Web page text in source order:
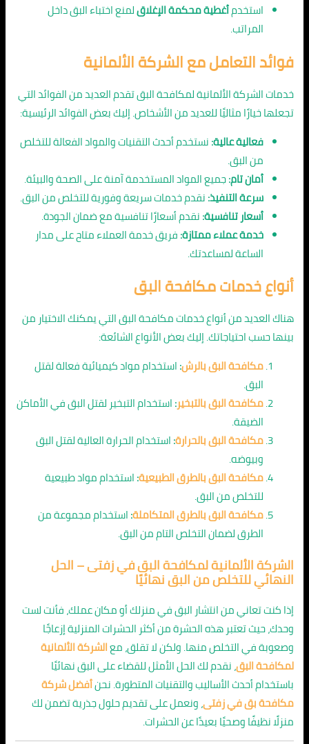
استخدمأغطية محكمة الإغلاقلمنع اختباء البق داخل
المراتب.
فوائد التعامل مع الشركة الألمانية
خدمات الشركة الألمانية لمكافحة البق تقدم العديد من الفوائد التي
تجعلها خيارًا مثاليًا للعديد من الأشخاص. إليك بعض الفوائد الرئيسية:
فعالية عالية:نستخدم أحدث التقنيات والمواد الفعالة للتخلص
من البق.
أمان تام:جميع المواد المستخدمة آمنة على الصحة والبيئة.
سرعة التنفيذ:نقدم خدمات سريعة وفورية للتخلص من البق.
أسعار تنافسية:نقدم أسعارًا تنافسية مع ضمان الجودة.
خدمة عملاء ممتازة:فريق خدمة العملاء متاح على مدار
الساعة لمساعدتك.
أنواع خدمات مكافحة البق
هناك العديد من أنواع خدمات مكافحة البق التي يمكنك الاختيار من
بينها حسب احتياجاتك. إليك بعض الأنواع الشائعة:
مكافحة البق بالرش:استخدام مواد كيميائية فعالة لقتل
البق.
مكافحة البق بالتبخير:استخدام التبخير لقتل البق في الأماكن
الضيقة.
مكافحة البق بالحرارة:استخدام الحرارة العالية لقتل البق
وبيوضه.
مكافحة البق بالطرق الطبيعية:استخدام مواد طبيعية
للتخلص من البق.
مكافحة البق بالطرق المتكاملة:استخدام مجموعة من
الطرق لضمان التخلص التام من البق.
الشركة الألمانية لمكافحة البق في زفتى – الحل
النهائي للتخلص من البق نهائيًا
إذا كنت تعاني من انتشار البق في منزلك أو مكان عملك، فأنت لست
وحدك، حيث تعتبر هذه الحشرة من أكثر الحشرات المنزلية إزعاجًا
وصعوبة في التخلص منها. ولكن لا تقلق، معالشركة الألمانية
لمكافحة البق، نقدم لك الحل الأمثل للقضاء على البق نهائيًا
باستخدام أحدث الأساليب والتقنيات المتطورة. نحنأفضل شركة
مكافحة بق في زفتى، ونعمل على تقديم حلول جذرية تضمن لك
منزلًا نظيفًا وصحيًا بعيدًا عن الحشرات.